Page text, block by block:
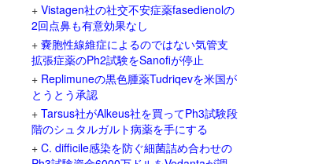
+ Vistagen社の社交不安症薬fasedienolの
2回点鼻も有意効果なし
+ 嚢胞性線維症によるのではない気管支
拡張症薬のPh2試験をSanofiが停止
+ Replimuneの黒色腫薬Tudriqevを米国が
とうとう承認
+ Tarsus社がAlkeus社を買ってPh3試験段
階のシュタルガルト病薬を手にする
+ C. difficile感染を防ぐ細菌詰め合わせの